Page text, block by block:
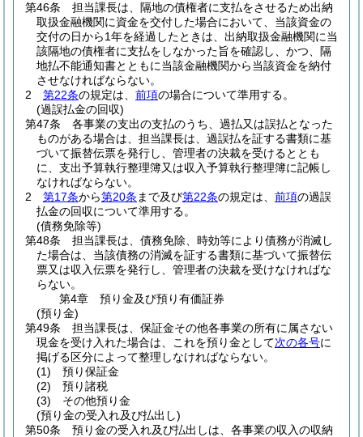
第46条
担当課長は、隔地の債権者に支払をさせるため出納
取扱金融機関に資金を交付した場合において、当該資金の
交付の日から1年を経過したときは、出納取扱金融機関に当
該隔地の債権者に支払をしなかった旨を確認し、かつ、隔
地払不能通知書とともに当該金融機関から当該資金を納付
させなければならない。
2
第22条の規定は、 前項の場合について準用する。
(過誤払金の回収)
第47条
各事業の支出の支払のうち、過払又は誤払となった
ものがある場合は、担当課長は、過誤払を証する書類に基
づいて振替伝票を発行し、管理者の決裁を受けるととも
に、支出予算執行整理簿又は収入予算執行整理簿に記帳し
なければならない。
2
第17条から第20条 まで及び第22条の規定は、 前項の過誤
払金の回収について準用する。
(債務免除等)
第48条
担当課長は、債務免除、時効等により債務が消滅し
た場合は、当該債務の消滅を証する書類に基づいて振替伝
票又は収入伝票を発行し、管理者の決裁を受けなければな
らない。
第4章
預り金及び預り有価証券
(預り金)
第49条
担当課長は、保証金その他各事業の所有に属さない
現金を受け入れた場合は、これを預り金として次の各号に
掲げる区分によって整理しなければならない。
(1)
預り保証金
(2)
預り諸税
(3)
その他預り金
(預り金の受入れ及び払出し)
第50条
預り金の受入れ及び払出しは、各事業の収入の収納